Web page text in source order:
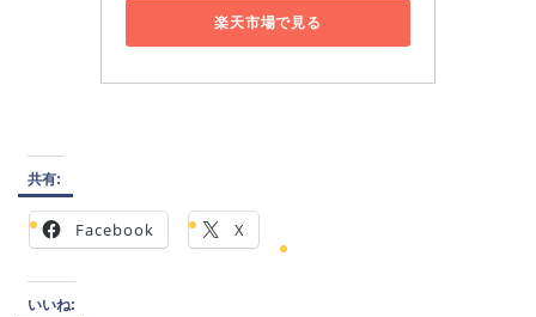
楽天市場で見る
共有:
Facebook X
いいね: